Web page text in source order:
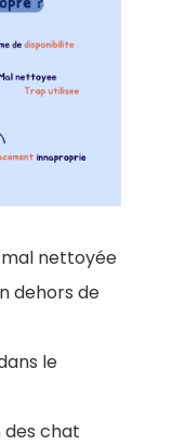
mal nettoyée
dehors de
le
des chat